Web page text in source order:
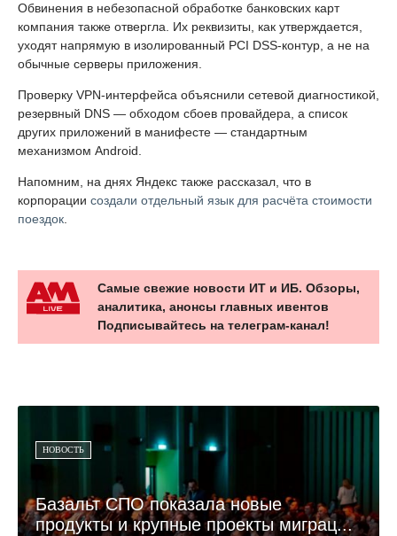
Обвинения в небезопасной обработке банковских карт
компания также отвергла. Их реквизиты, как утверждается,
уходят напрямую в изолированный PCI DSS-контур, а не на
обычные серверы приложения.
Проверку VPN-интерфейса объяснили сетевой диагностикой,
резервный DNS — обходом сбоев провайдера, а список
других приложений в манифесте — стандартным
механизмом Android.
Напомним, на днях Яндекс также рассказал, что в
корпорации создали отдельный язык для расчёта стоимости
поездок.
Самые свежие новости ИТ и ИБ. Обзоры,
аналитика, анонсы главных ивентов
Подписывайтесь на телеграм-канал!
НОВОСТЬ
Базальт СПО показала новые
продукты и крупные проекты миграц...